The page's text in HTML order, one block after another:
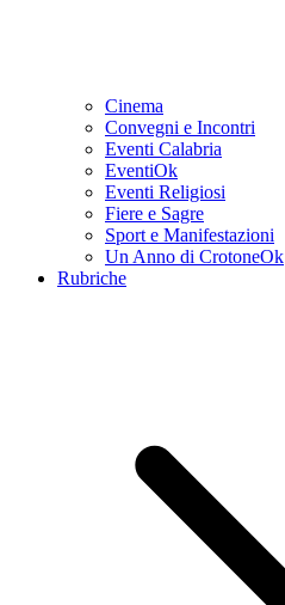
Cinema
Convegni e Incontri
Eventi Calabria
EventiOk
Eventi Religiosi
Fiere e Sagre
Sport e Manifestazioni
Un Anno di CrotoneOk
Rubriche